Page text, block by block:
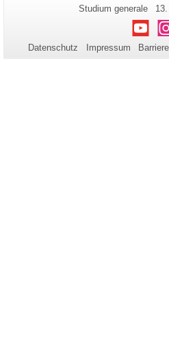
zu
Seiten-
Studium generale
Datenschutz Impressum